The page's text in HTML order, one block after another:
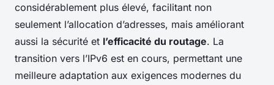
considérablement plus élevé, facilitant non
seulement l’allocation d’adresses, mais améliorant
aussi la sécurité et l’efficacité du routage. La
transition vers l’IPv6 est en cours, permettant une
meilleure adaptation aux exigences modernes du